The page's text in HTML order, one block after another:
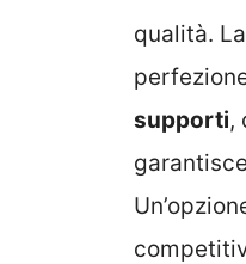
qualità.
supporti,